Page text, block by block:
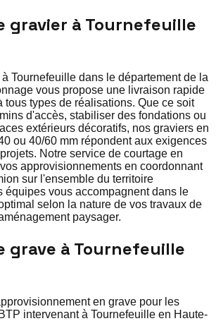
gravier à Tournefeuille
Tournefeuille dans le département de la
vous propose une livraison rapide
tous types de réalisations. Que ce soit
d'accès, stabiliser des fondations ou
extérieurs décoratifs, nos graviers en
ou 40/60 mm répondent aux exigences
Notre service de courtage en
approvisionnements en coordonnant
sur l'ensemble du territoire
équipes vous accompagnent dans le
selon la nature de vos travaux de
paysager.
grave à Tournefeuille
en grave pour les
intervenant à Tournefeuille en Haute-